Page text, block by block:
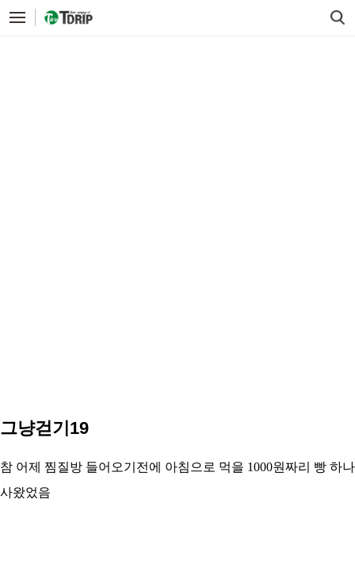
그냥걷기19
참 어제 찜질방 들어오기전에 아침으로 먹을 1000원짜리 빵 하나
사왔었음